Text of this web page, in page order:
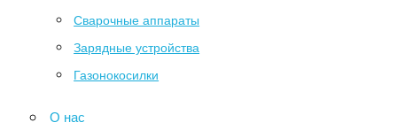
Сварочные аппараты
Зарядные устройства
Газонокосилки
О нас